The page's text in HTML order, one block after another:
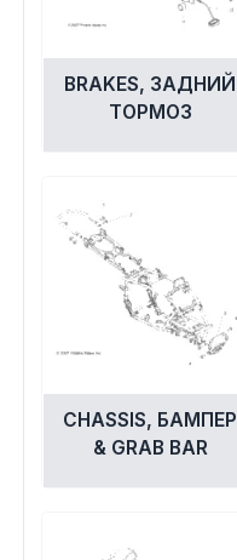
BRAKES, ЗАДНИЙ
ТОРМОЗ
CHASSIS, БАМПЕР
& GRAB BAR